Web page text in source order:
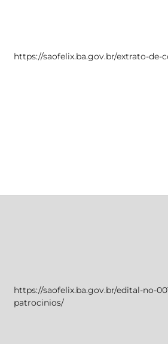
https://saofelix.ba.gov.br/extrato-de-
https://saofelix.ba.gov.br/edital-no-
patrocinios/